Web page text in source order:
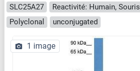
SLC25A27 Reactivité: Humain, Souris
Polyclonal
unconjugated
1 image